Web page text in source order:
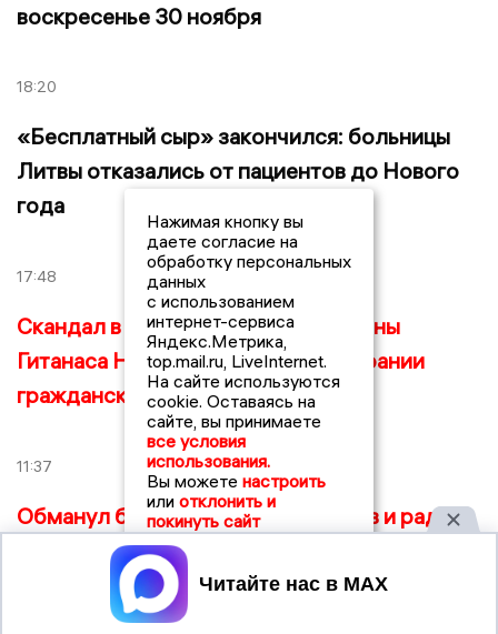
воскресенье 30 ноября
18:20
«Бесплатный сыр» закончился: больницы
Литвы отказались от пациентов до Нового
года
17:48
Скандал в Литве: президента страны
Гитанаса Науседу обвинили в попрании
гражданских ценностей и свобод
11:37
Обманул бюджет на 20 миллионов и рад:
бизнесмен из Калининграда избежал
тюрьмы за тройное мошенничество
Нажимая кнопку вы
даете согласие на
обработку персональных
данных
с использованием
интернет-сервиса
Яндекс.Метрика,
top.mail.ru, LiveInternet.
На сайте используются
cookie. Оставаясь на
сайте, вы принимаете
все условия
использования.
Вы можете настроить
или отклонить и
покинуть сайт
Принять